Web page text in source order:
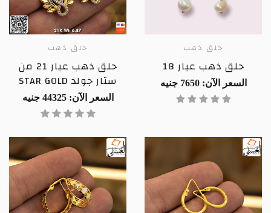
حلق ذهب
حلق ذهب عيار 18
السعر الآن: 7650 جنيه
حلق ذهب
حلق ذهب عيار 21 من
ستار جولد STAR GOLD
السعر الآن: 44325 جنيه